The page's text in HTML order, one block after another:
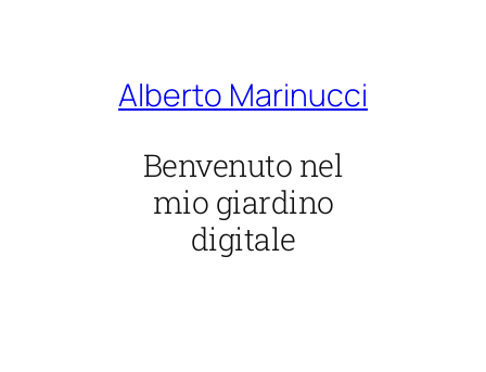
Alberto Marinucci
Benvenuto nel
mio giardino
digitale